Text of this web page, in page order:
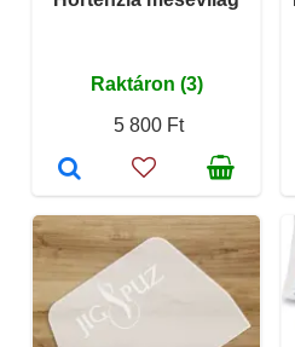
Raktáron (3)
5 800 Ft